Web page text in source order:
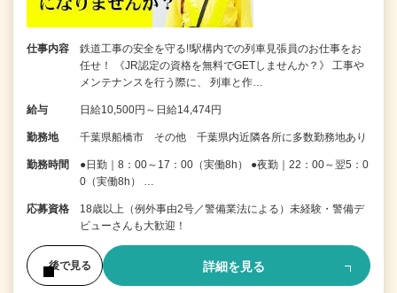
仕事内容
鉄道工事の安全を守る!!駅構内での列車見張員のお仕事をお
任せ！ 《JR認定の資格を無料でGETしませんか？》 工事や
メンテナンスを行う際に、 列車と作…
給与 日給10,500円～日給14,474円
勤務地 千葉県船橋市 その他 千葉県内近隣各所に多数勤務地あり
勤務時間
●日勤｜8：00～17：00（実働8h） ●夜勤｜22：00～翌5：0
0（実働8h） …
応募資格
18歳以上（例外事由2号／警備業法による）未経験・警備デ
ビューさんも大歓迎！
後で見る 詳細を見る